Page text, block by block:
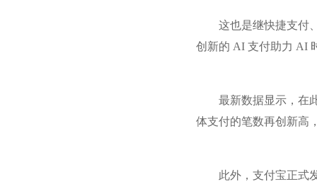
这也是继快捷支付
创新的 AI 支付助力 AI
最新数据显示，在
体支付的笔数再创新高
此外，支付宝正式